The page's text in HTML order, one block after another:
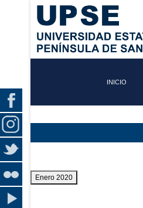
INICIO
Enero 2020